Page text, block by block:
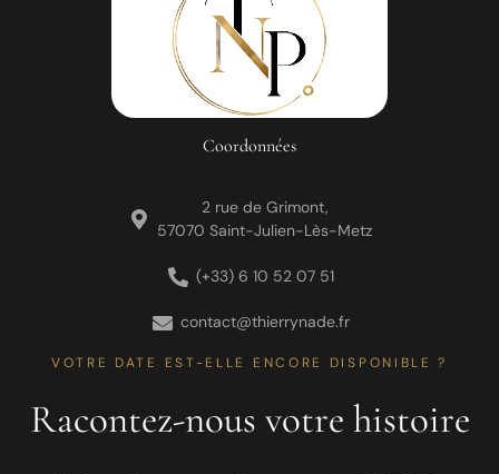
Coordonnées
2 rue de Grimont,
57070 Saint-Julien-Lès-Metz
(+33) 6 10 52 07 51
contact@thierrynade.fr
VOTRE DATE EST-ELLE ENCORE DISPONIBLE ?
Racontez-nous votre histoire